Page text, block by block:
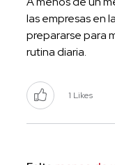
las empresas en
prepararse para
rutina diaria.
1 Likes